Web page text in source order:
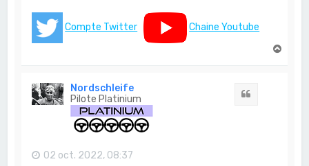
Compte Twitter
Chaine Youtube
Nordschleife
Pilote Platinium
02 oct. 2022, 08:37